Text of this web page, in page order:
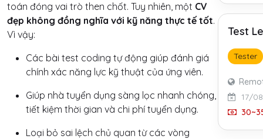
toán đóng vai trò then chốt. Tuy nhiên, một CV
đẹp không đồng nghĩa với kỹ năng thực tế tốt.
Vì vậy:
Các bài test coding tự động giúp đánh giá
chính xác năng lực kỹ thuật của ứng viên.
Giúp nhà tuyển dụng sàng lọc nhanh chóng,
tiết kiệm thời gian và chi phí tuyển dụng.
Loại bỏ sai lệch chủ quan từ các vòng
Test
Tester
17/